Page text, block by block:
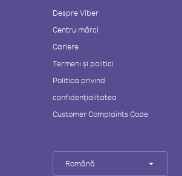
Despre Viber
Centru mărci
Cariere
Termeni și politici
Politica privind
confidențialitatea
Customer Complaints Code
Română